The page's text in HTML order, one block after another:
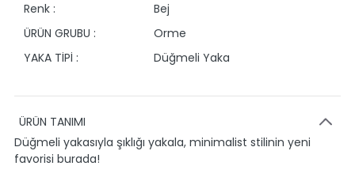
Renk :
Bej
ÜRÜN GRUBU :
Orme
YAKA TİPİ :
Düğmeli Yaka
ÜRÜN TANIMI
Düğmeli yakasıyla şıklığı yakala, minimalist stilinin yeni
favorisi burada!